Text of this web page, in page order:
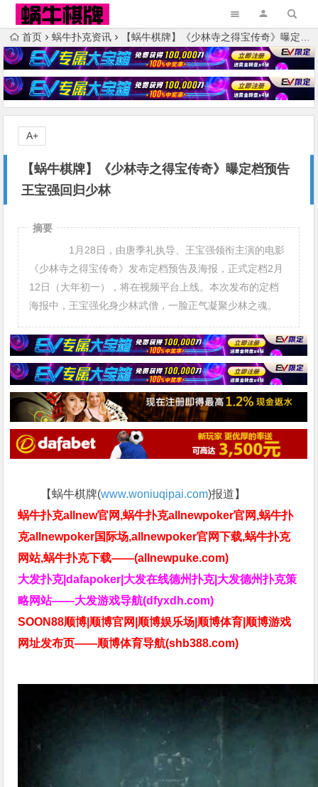
首页 蜗牛扑克资讯 【蜗牛棋牌】《少林寺之得宝传奇》曝定档预告 王宝强回归少林
【蜗牛棋牌】《少林寺之得宝传奇》曝定档预告
王宝强回归少林
A+
摘要
1月28日，由唐季礼执导、王宝强领衔主演的电影
《少林寺之得宝传奇》发布定档预告及海报，正式定档2月
12日（大年初一），将在视频平台上线。本次发布的定档
海报中，王宝强化身少林武僧，一脸正气凝聚少林之魂。
【蜗牛棋牌(www.woniuqipai.com)报道】
蜗牛扑克allnew官网,蜗牛扑克allnewpoker官网,蜗牛扑
克allnewpoker国际场,allnewpoker官网下载,蜗牛扑克
网站,蜗牛扑克下载——(allnewpuke.com)
大发扑克|dafapoker|大发在线德州扑克|大发德州扑克策
略网站——大发游戏导航(dfyxdh.com)
SOON88顺博|顺博官网|顺博娱乐场|顺博体育|顺博游戏
网址发布页——顺博体育导航(shb388.com)